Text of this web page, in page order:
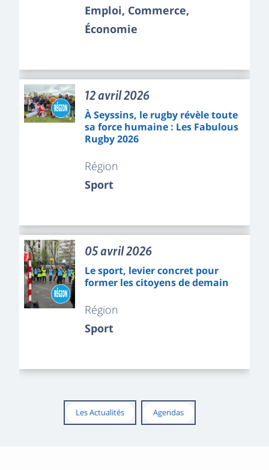
Emploi, Commerce,
Économie
12 avril 2026
À Seyssins, le rugby révèle toute
sa force humaine : Les Fabulous
Rugby 2026
Région
Sport
05 avril 2026
Le sport, levier concret pour
former les citoyens de demain
Région
Sport
Les Actualités Agendas